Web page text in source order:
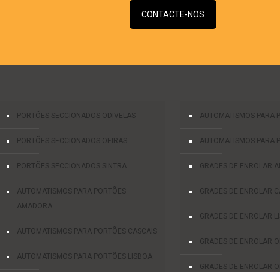
CONTACTE-NOS
PORTÕES SECCIONADOS ODIVELAS
PORTÕES SECCIONADOS OEIRAS
PORTÕES SECCIONADOS SINTRA
AUTOMATISMOS PARA PORTÕES
AMADORA
AUTOMATISMOS PARA PORTÕES CASCAIS
AUTOMATISMOS PARA PORTÕES LISBOA
AUTOMATISMOS PARA
AUTOMATISMOS PARA
GRADES DE ENROLAR
GRADES DE ENROLAR
GRADES DE ENROLAR
GRADES DE ENROLAR
GRADES DE ENROLAR